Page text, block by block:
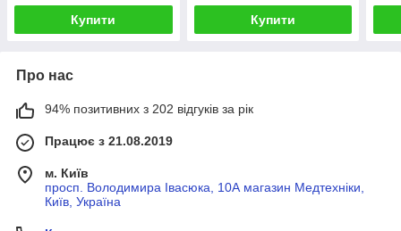
Купити Купити
Про нас
94% позитивних з 202 відгуків за рік
Працює з 21.08.2019
м. Київ
просп. Володимира Івасюка, 10А магазин Медтехніки,
Київ, Україна